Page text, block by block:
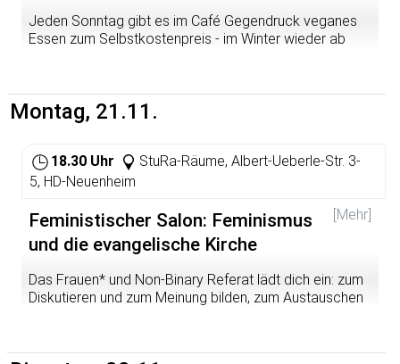
gemerkt, die sich wirksam und kreativ für mehr Frauen
und Diversität in der IT einsetzen. Aus gutem Grund!
https://perspektivefeminismus2016.wordpress.com/
Jeden Sonntag gibt es im Café Gegendruck veganes
Essen zum Selbstkostenpreis - im Winter wieder ab
Montag, 21.11.
18.30 Uhr
StuRa-Räume, Albert-Ueberle-Str. 3-
5, HD-Neuenheim
[Mehr]
Feministischer Salon: Feminismus
und die evangelische Kirche
Das Frauen* und Non-Binary Referat lädt dich ein: zum
Diskutieren und zum Meinung bilden, zum Austauschen